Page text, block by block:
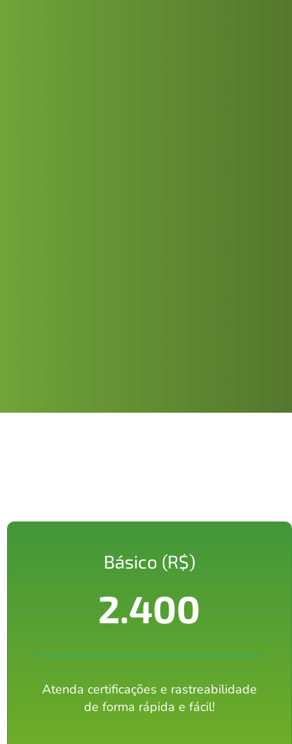
Básico (R$)
2.400
Atenda certificações e rastreabilidade
de forma rápida e fácil!